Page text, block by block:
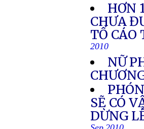
HƠN
CHƯA
TỐ
2010
NỮ
SẼ CÓ
DỪNG